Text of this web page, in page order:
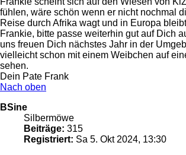
fühlen, wäre schön wenn er nicht nochmal
Reise durch Afrika wagt und in Europa
Frankie, bitte passe weiterhin gut auf Dich
uns freuen Dich nächstes Jahr in der
vielleicht schon mit einem Weibchen auf
sehen.
Dein Pate Frank
Nach oben
BSine
Silbermöwe
Beiträge: 315
Registriert: Sa 5. Okt 2024, 13:30